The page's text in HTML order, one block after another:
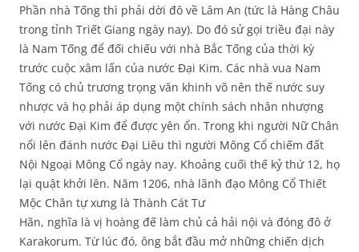
Phần nhà Tống thì phải dời đô về Lâm An (tức là Hàng Châu
trong tỉnh Triết Giang ngày nay). Do đó sử gọi triều đại này
là Nam Tống để đối chiếu với nhà Bắc Tống của thời kỳ
trước cuộc xâm lấn của nước Đại Kim. Các nhà vua Nam
Tống có chủ trương trọng văn khinh võ nên thế nước suy
nhược và họ phải áp dụng một chính sách nhân nhượng
với nước Đại Kim để được yên ổn. Trong khi người Nữ Chân
nổi lên đánh nước Đại Liêu thì người Mông Cổ chiếm đất
Nội Ngoại Mông Cổ ngày nay. Khoảng cuối thế kỷ thứ 12, họ
lại quật khởi lên. Năm 1206, nhà lãnh đạo Mông Cổ Thiết
Mộc Chân tự xưng là Thành Cát Tư
Hãn, nghĩa là vị hoàng đế làm chủ cả hải nội và đóng đô ở
Karakorum. Từ lúc đó, ông bắt đầu mở những chiến dịch